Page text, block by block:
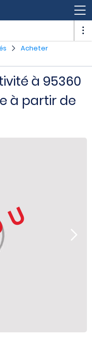
Acheter
à 95360
à partir de